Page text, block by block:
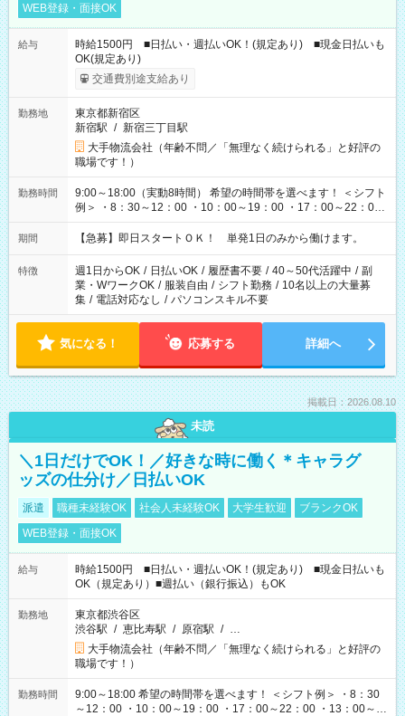
WEB登録・面接OK
給与
時給1500円 ■日払い・週払いOK！(規定あり) ■現金日払いも
OK(規定あり)
交通費別途支給あり
勤務地
東京都新宿区
新宿駅 / 新宿三丁目駅
大手物流会社（年齢不問／「無理なく続けられる」と好評の
職場です！）
勤務時間
9:00～18:00（実動8時間） 希望の時間帯を選べます！ ＜シフト
例＞ ・8：30～12：00 ・10：00～19：00 ・17：00～22：00
・13：00～22：00 ・22：00～翌6：00 など
期間 【急募】即日スタートＯＫ！ 単発1日のみから働けます。
特徴 週1日からOK / 日払いOK / 履歴書不要 / 40～50代活躍中 / 副
業・WワークOK / 服装自由 / シフト勤務 / 10名以上の大量募
集 / 電話対応なし / パソコンスキル不要
気になる！ 応募する 詳細へ
掲載日：2026.08.10
未読
＼1日だけでOK！／好きな時に働く＊キャラグ
ッズの仕分け／日払いOK
派遣 職種未経験OK 社会人未経験OK 大学生歓迎
ブランクOK
WEB登録・面接OK
給与
時給1500円 ■日払い・週払いOK！(規定あり) ■現金日払いも
OK（規定あり）■週払い（銀行振込）もOK
勤務地
東京都渋谷区
渋谷駅 / 恵比寿駅 / 原宿駅 / …
大手物流会社（年齢不問／「無理なく続けられる」と好評の
職場です！）
勤務時間
9:00～18:00 希望の時間帯を選べます！ ＜シフト例＞ ・8：30
～12：00 ・10：00～19：00 ・17：00～22：00 ・13：00～